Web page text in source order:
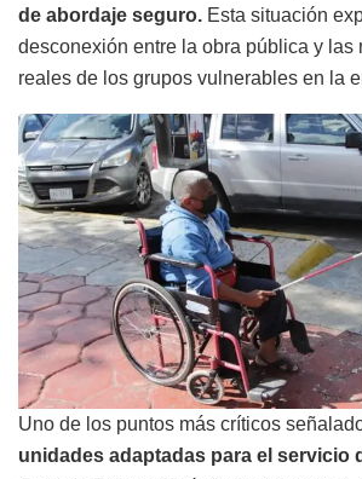
de abordaje seguro. Esta situación
desconexión entre la obra pública y las
reales de los grupos vulnerables en la
Uno de los puntos más críticos
unidades adaptadas para el servicio